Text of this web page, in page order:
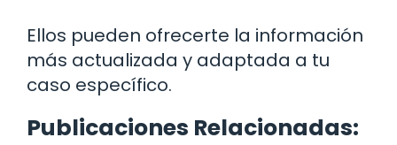
Ellos pueden ofrecerte la información
más actualizada y adaptada a tu
caso específico.
Publicaciones Relacionadas: